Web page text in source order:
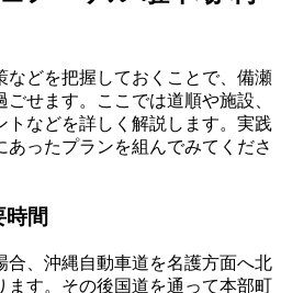
などを把握しておくことで、備瀬
せます。ここでは道順や施設、
トなどを詳しく解説します。実践
あったプランを組んでみてくださ
時間
合、沖縄自動車道を名護方面へ北
ます。その後国道を通って本部町